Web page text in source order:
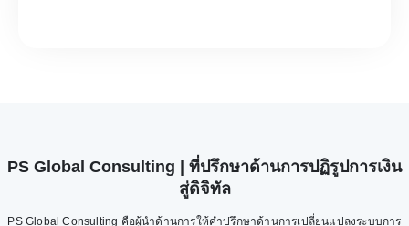
PS Global Consulting | ที่ปรึกษาด้านการปฏิรูปการเงิน
สู่ดิจิทัล
PS Global Consulting คือผู้นำด้านการให้คำปรึกษาด้านการเปลี่ยนแปลงระบบการ